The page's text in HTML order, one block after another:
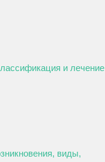
и лечение
виды,